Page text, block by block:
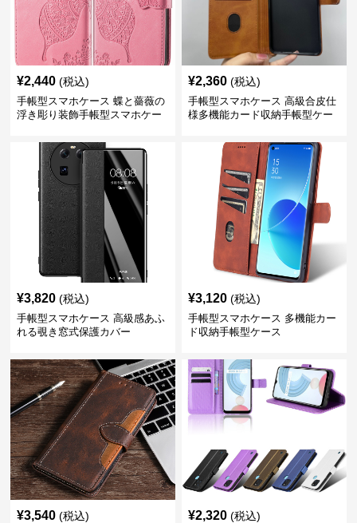
¥2,440 (税込)
手帳型スマホケース 蝶と薔薇の
浮き彫り装飾手帳型スマホケー
¥2,360 (税込)
手帳型スマホケース 高級合皮仕
様多機能カード収納手帳型ケー
¥3,820 (税込)
手帳型スマホケース 高級感あふ
れる覗き窓式保護カバー
¥3,120 (税込)
手帳型スマホケース 多機能カー
ド収納手帳型ケース
¥3,540 (税込) ¥2,320 (税込)